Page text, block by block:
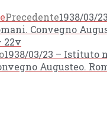
Precedente1938/03/
Convegno
22v
1938/03/23 – Istituto
Augusteo.